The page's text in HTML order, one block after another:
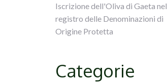
Iscrizione dell'Oliva di Gaeta nel
registro delle Denominazioni di
Origine Protetta
Categorie